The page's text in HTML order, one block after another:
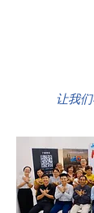
让我